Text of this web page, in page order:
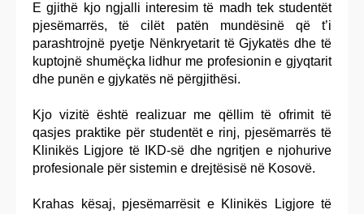
E gjithë kjo ngjalli interesim të madh tek studentët
pjesëmarrës, të cilët patën mundësinë që t’i
parashtrojnë pyetje Nënkryetarit të Gjykatës dhe të
kuptojnë shumëçka lidhur me profesionin e gjyqtarit
dhe punën e gjykatës në përgjithësi.
Kjo vizitë është realizuar me qëllim të ofrimit të
qasjes praktike për studentët e rinj, pjesëmarrës të
Klinikës Ligjore të IKD-së dhe ngritjen e njohurive
profesionale për sistemin e drejtësisë në Kosovë.
Krahas kësaj, pjesëmarrësit e Klinikës Ligjore të